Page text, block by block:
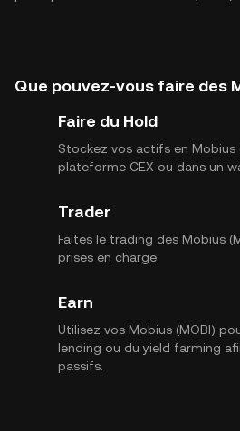
Que pouvez-vous faire des
Faire du Hold
Stockez vos actifs en Mobius
plateforme CEX ou dans un
Trader
Faites le trading des Mobius
prises en charge.
Earn
Utilisez vos Mobius (MOBI)
lending ou du yield farming
passifs.